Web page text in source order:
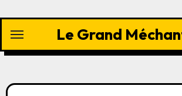
content
Le Grand